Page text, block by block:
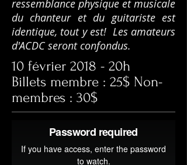
ressemblance physique et musicale
du chanteur et du guitariste est
identique, tout y est! Les amateurs
d'ACDC seront confondus.
10 février 2018 - 20h
Billets membre : 25$ Non-
membres : 30$